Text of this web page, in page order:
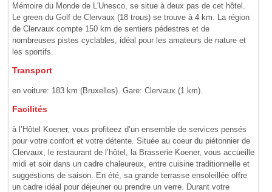
Mémoire du Monde de L'Unesco, se situe à deux pas de cet hôtel.
Le green du Golf de Clervaux (18 trous) se trouve à 4 km. La région
de Clervaux compte 150 km de sentiers pédestres et de
nombreuses pistes cyclables, idéal pour les amateurs de nature et
les sportifs.
Transport
en voiture: 183 km (Bruxelles). Gare: Clervaux (1 km).
Facilités
à l’Hôtel Koener, vous profiteez d’un ensemble de services pensés
pour votre confort et votre détente. Située au coeur du piétonnier de
Clervaux, le restaurant de l’hôtel, la Brasserie Koener, vous accueille
midi et soir dans un cadre chaleureux, entre cuisine traditionnelle et
suggestions de saison. En été, sa grande terrasse ensoleillée offre
un cadre idéal pour déjeuner ou prendre un verre. Durant votre